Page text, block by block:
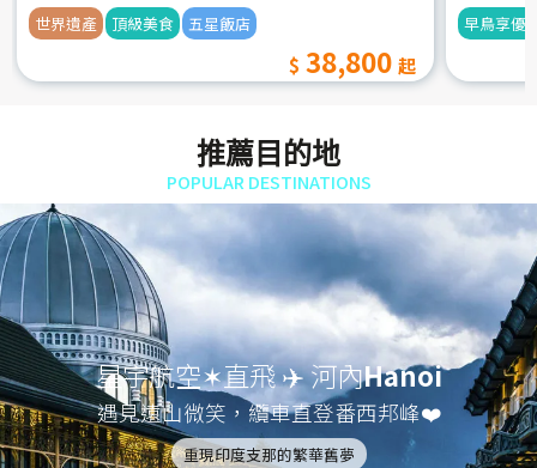
世界遺產 頂級美食 五星飯店
38,800
早鳥享優
推薦目的地
POPULAR DESTINATIONS
星宇航空✶直飛 ✈️ 河內Hanoi
遇見遠山微笑，纜車直登番西邦峰❤️
重現印度支那的繁華舊夢